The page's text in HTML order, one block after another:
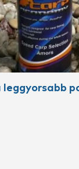
leggyorsabb